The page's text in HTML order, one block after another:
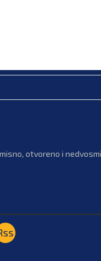
otvoreno i